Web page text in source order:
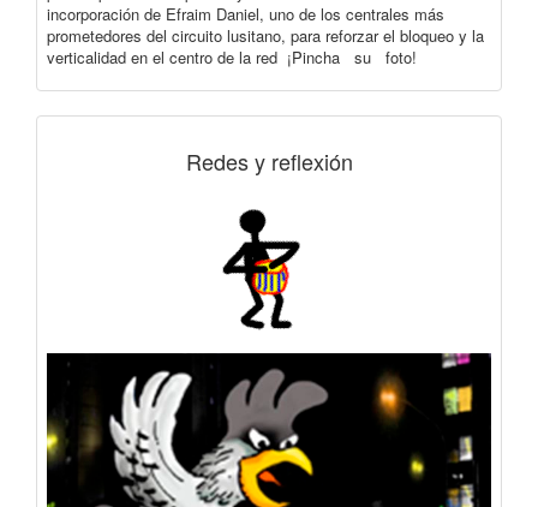
incorporación de Efraim Daniel, uno de los centrales más
prometedores del circuito lusitano, para reforzar el bloqueo y la
verticalidad en el centro de la red ¡Pincha su foto!
Redes y reflexión